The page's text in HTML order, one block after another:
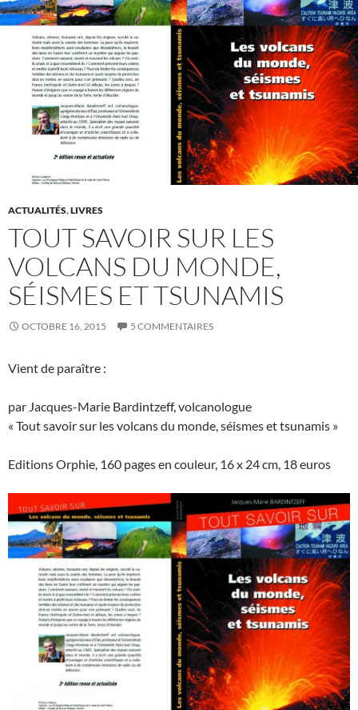
ACTUALITÉS,LIVRES
TOUT SAVOIR SUR LES
VOLCANS DU MONDE,
SÉISMES ET TSUNAMIS
OCTOBRE 16, 2015 5 COMMENTAIRES
Vient de paraître :
par Jacques-Marie Bardintzeff, volcanologue
« Tout savoir sur les volcans du monde, séismes et tsunamis »
Editions Orphie, 160 pages en couleur, 16 x 24 cm, 18 euros